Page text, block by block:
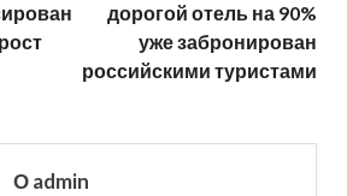
дорогой отель на 90%
уже забронирован
российскими туристами
О admin